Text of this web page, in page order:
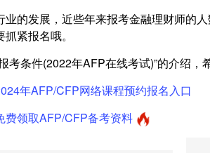
业的发展，近些年来报考金融理财师的
紧报名哦。
考条件(2022年AFP在线考试)”的介绍，
年AFP/CFP网络课程预约报名入口
费领取AFP/CFP备考资料